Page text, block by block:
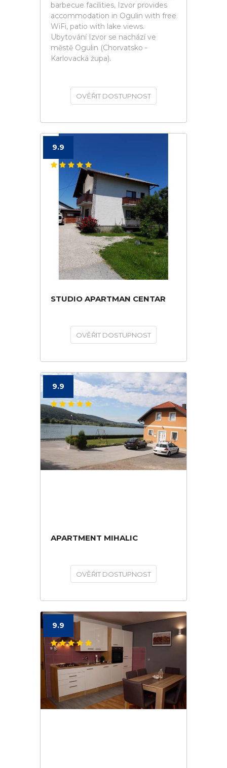
barbecue facilities, Izvor provides
accommodation in Ogulin with free
WiFi, patio with lake views.
Ubytování Izvor se nachází ve
městě Ogulin (Chorvatsko -
Karlovacká župa).
OVĚŘIT DOSTUPNOST
9.9
STUDIO APARTMAN CENTAR
OVĚŘIT DOSTUPNOST
9.9
APARTMENT MIHALIC
OVĚŘIT DOSTUPNOST
9.9